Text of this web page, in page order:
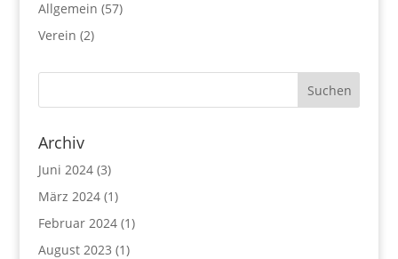
Allgemein (57)
Verein (2)
Archiv
Juni 2024(3)
März 2024(1)
Februar 2024(1)
August 2023 (1)